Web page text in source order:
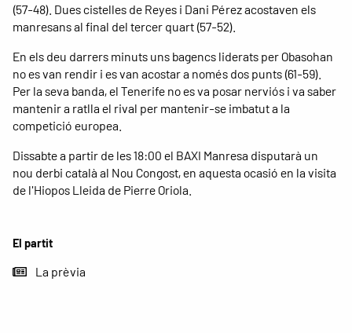
El partit
La prèvia
(57-48). Dues cistelles de Reyes i Dani Pérez acostaven els
manresans al final del tercer quart (57-52).
En els deu darrers minuts uns bagencs liderats per Obasohan
no es van rendir i es van acostar a només dos punts (61-59).
Per la seva banda, el Tenerife no es va posar nerviós i va saber
mantenir a ratlla el rival per mantenir-se imbatut a la
competició europea.
Dissabte a partir de les 18:00 el BAXI Manresa disputarà un
nou derbi català al Nou Congost, en aquesta ocasió en la visita
de l'Hiopos Lleida de Pierre Oriola.